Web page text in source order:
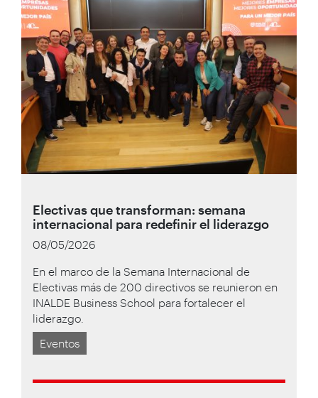
Electivas que transforman: semana
internacional para redefinir el liderazgo
08/05/2026
En el marco de la Semana Internacional de
Electivas más de 200 directivos se reunieron en
INALDE Business School para fortalecer el
liderazgo.
Eventos